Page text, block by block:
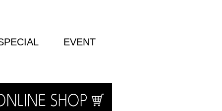
EVENT